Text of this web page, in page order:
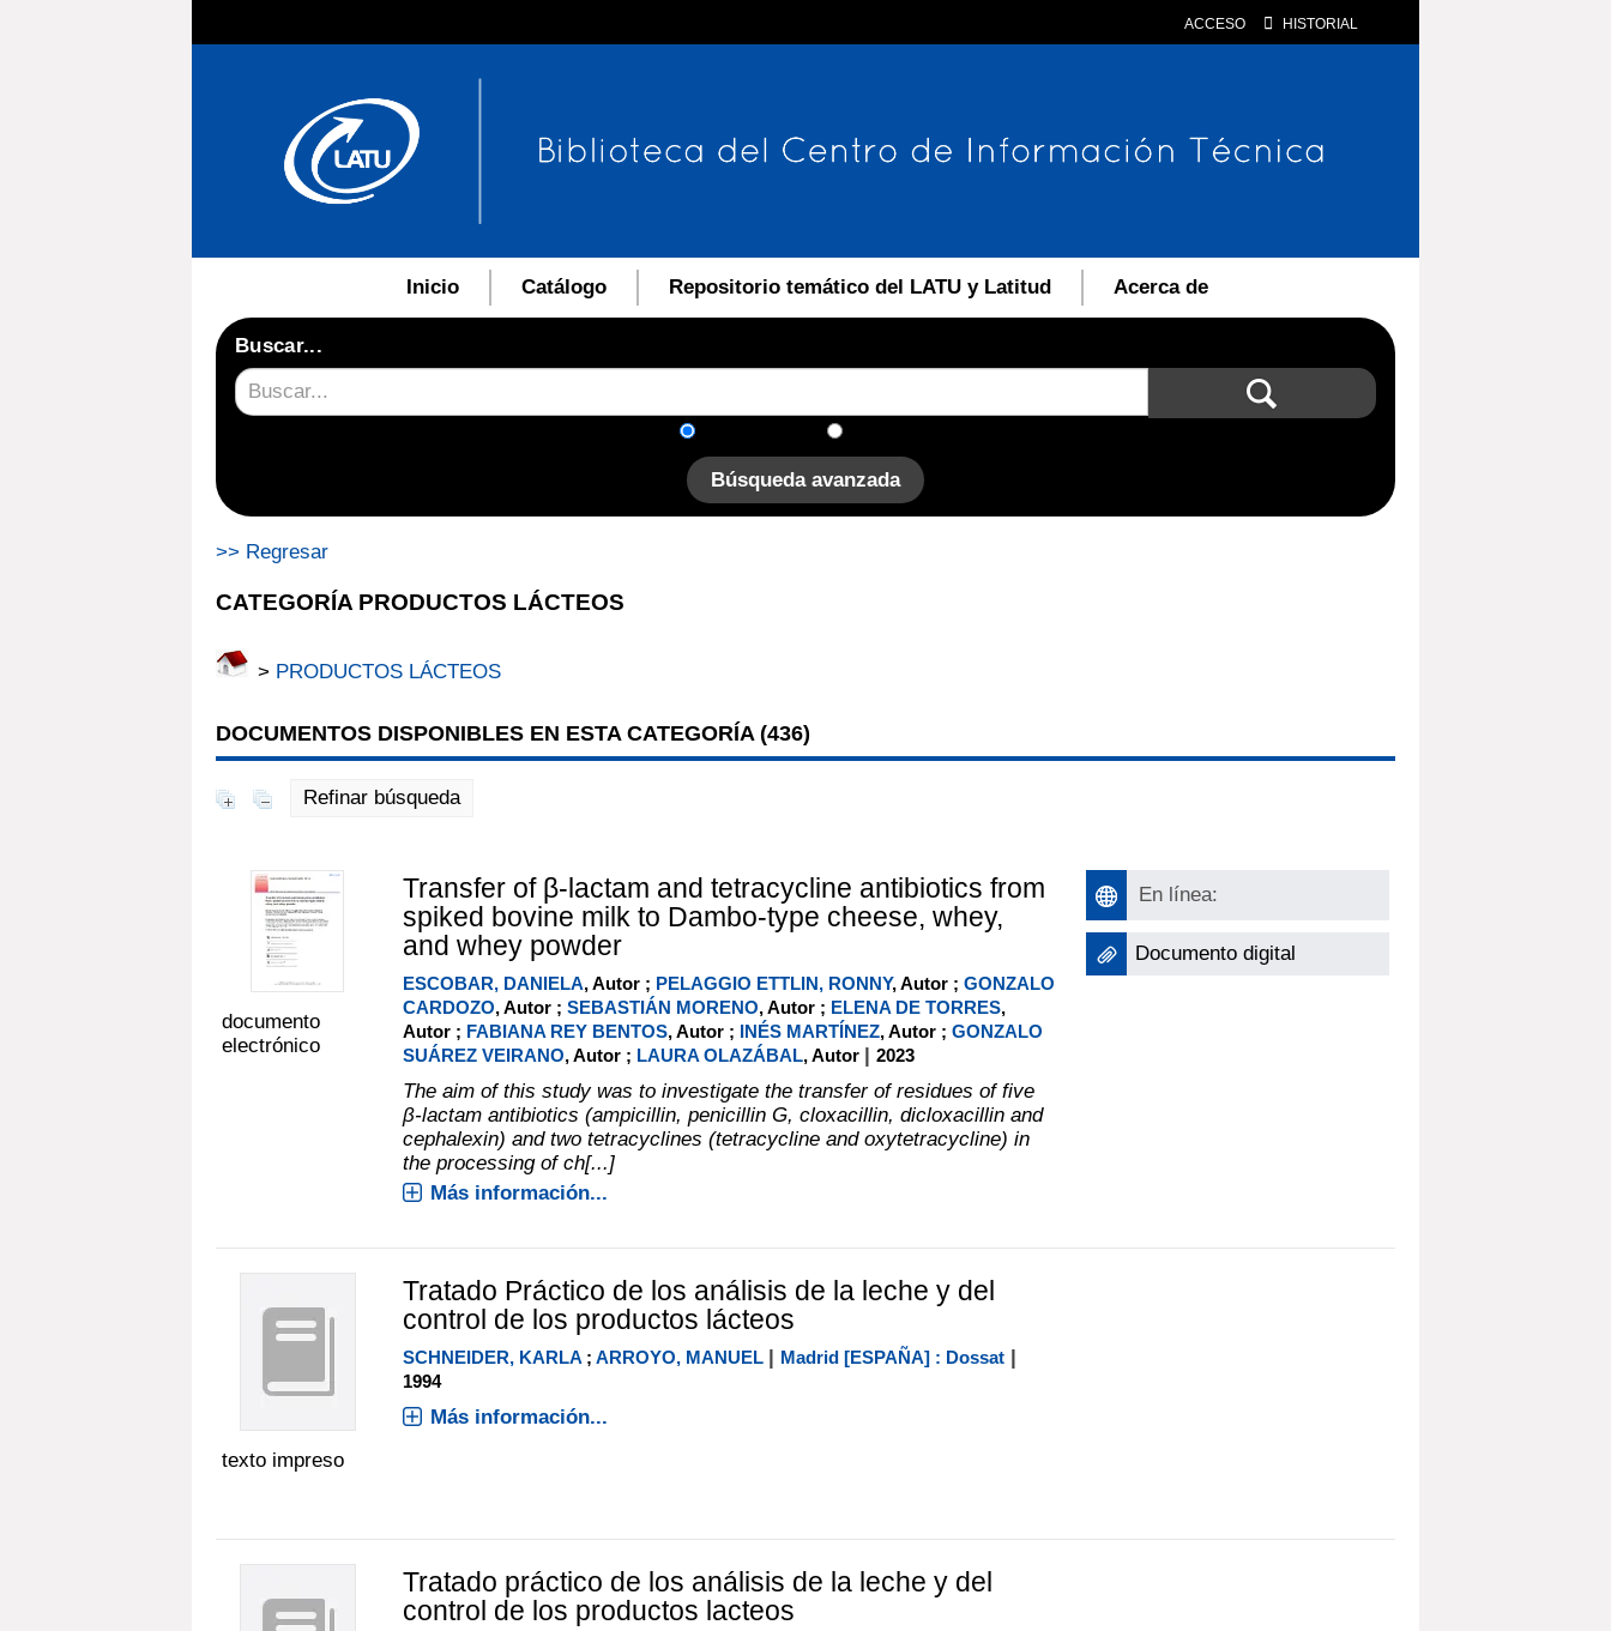
ACCESO HISTORIAL
Inicio Catálogo Repositorio temático del LATU y Latitud Acerca de
Buscar...
Búsqueda avanzada
>> Regresar
CATEGORÍA PRODUCTOS LÁCTEOS
> PRODUCTOS LÁCTEOS
DOCUMENTOS DISPONIBLES EN ESTA CATEGORÍA (436)
Refinar búsqueda
documento
electrónico
Transfer of β-lactam and tetracycline antibiotics from
spiked bovine milk to Dambo-type cheese, whey,
and whey powder
ESCOBAR, DANIELA, Autor ; PELAGGIO ETTLIN, RONNY, Autor ; GONZALO
CARDOZO, Autor ; SEBASTIÁN MORENO, Autor ; ELENA DE TORRES,
Autor ; FABIANA REY BENTOS, Autor ; INÉS MARTÍNEZ, Autor ; GONZALO
SUÁREZ VEIRANO, Autor ; LAURA OLAZÁBAL, Autor | 2023
The aim of this study was to investigate the transfer of residues of five
β-lactam antibiotics (ampicillin, penicillin G, cloxacillin, dicloxacillin and
cephalexin) and two tetracyclines (tetracycline and oxytetracycline) in
the processing of ch[...]
Más información...
En línea:
Documento digital
texto impreso
Tratado Práctico de los análisis de la leche y del
control de los productos lácteos
SCHNEIDER, KARLA; ARROYO, MANUEL | Madrid [ESPAÑA] : Dossat|
1994
Más información...
Tratado práctico de los análisis de la leche y del
control de los productos lacteos